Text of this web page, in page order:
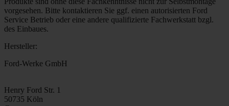
vorgesehen. Bitte kontaktieren Sie ggf. einen autorisierten Ford
Service Betrieb oder eine andere qualifizierte Fachwerkstatt bzgl.
des Einbaues.
Hersteller:
Ford-Werke GmbH
Henry Ford Str. 1
50735 Köln